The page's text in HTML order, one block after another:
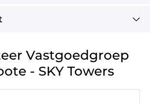
Vastgoedgroep
- SKY Towers